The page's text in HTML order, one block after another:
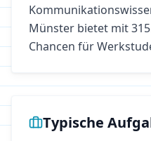
Münster bietet mit
Chancen für
Typische